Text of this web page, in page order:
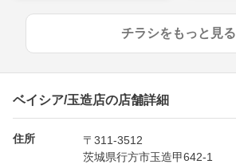
チラシをもっと見る
ベイシア/玉造店の店舗詳細
住所
〒311-3512
茨城県行方市玉造甲642-1